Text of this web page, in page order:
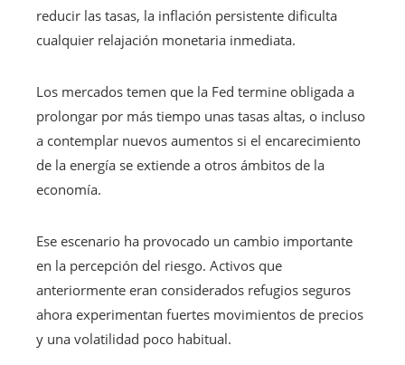
reducir las tasas, la inflación persistente dificulta
cualquier relajación monetaria inmediata.
Los mercados temen que la Fed termine obligada a
prolongar por más tiempo unas tasas altas, o incluso
a contemplar nuevos aumentos si el encarecimiento
de la energía se extiende a otros ámbitos de la
economía.
Ese escenario ha provocado un cambio importante
en la percepción del riesgo. Activos que
anteriormente eran considerados refugios seguros
ahora experimentan fuertes movimientos de precios
y una volatilidad poco habitual.